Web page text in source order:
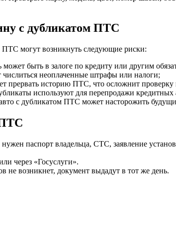
с дубликатом ПТС
могут возникнуть следующие риски:
быть в залоге по кредиту или другим
неоплаченные штрафы или налоги;
прервать историю ПТС, что осложнит
используют для перепродажи кредитных
с дубликатом ПТС может насторожить
паспорт владельца, СТС, заявление
через «Госуслуги».
не возникнет, документ выдадут в тот же день.